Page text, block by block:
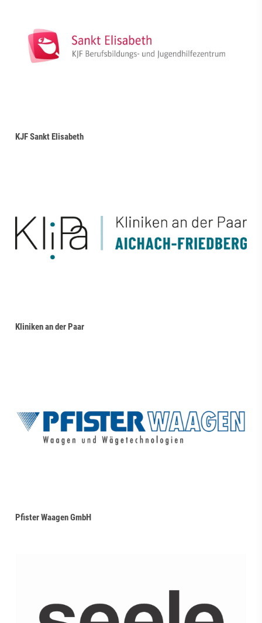
KJF Sankt Elisabeth
Kliniken an der Paar
Pfister Waagen GmbH